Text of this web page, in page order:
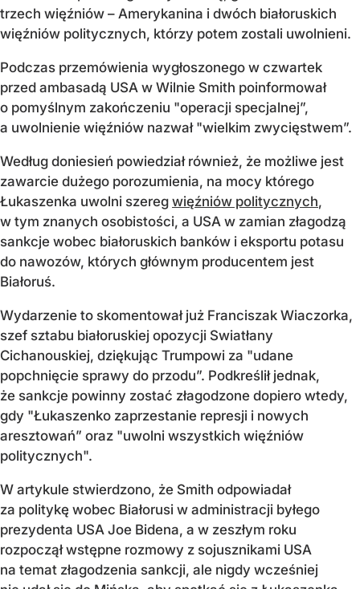
trzech więźniów – Amerykanina i dwóch białoruskich
więźniów politycznych, którzy potem zostali uwolnieni.
Podczas przemówienia wygłoszonego w czwartek
przed ambasadą USA w Wilnie Smith poinformował
o pomyślnym zakończeniu "operacji specjalnej”,
a uwolnienie więźniów nazwał "wielkim zwycięstwem”.
Według doniesień powiedział również, że możliwe jest
zawarcie dużego porozumienia, na mocy którego
Łukaszenka uwolni szereg więźniów politycznych,
w tym znanych osobistości, a USA w zamian złagodzą
sankcje wobec białoruskich banków i eksportu potasu
do nawozów, których głównym producentem jest
Białoruś.
Wydarzenie to skomentował już Franciszak Wiaczorka,
szef sztabu białoruskiej opozycji Swiatłany
Cichanouskiej, dziękując Trumpowi za "udane
popchnięcie sprawy do przodu”. Podkreślił jednak,
że sankcje powinny zostać złagodzone dopiero wtedy,
gdy "Łukaszenko zaprzestanie represji i nowych
aresztowań” oraz "uwolni wszystkich więźniów
politycznych".
W artykule stwierdzono, że Smith odpowiadał
za politykę wobec Białorusi w administracji byłego
prezydenta USA Joe Bidena, a w zeszłym roku
rozpoczął wstępne rozmowy z sojusznikami USA
na temat złagodzenia sankcji, ale nigdy wcześniej